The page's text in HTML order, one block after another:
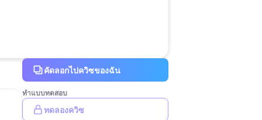
คัดลอกไปควิซของฉัน
ทำแบบทดสอบ
ทดลองควิซ